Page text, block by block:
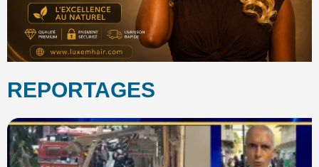
REPORTAGES